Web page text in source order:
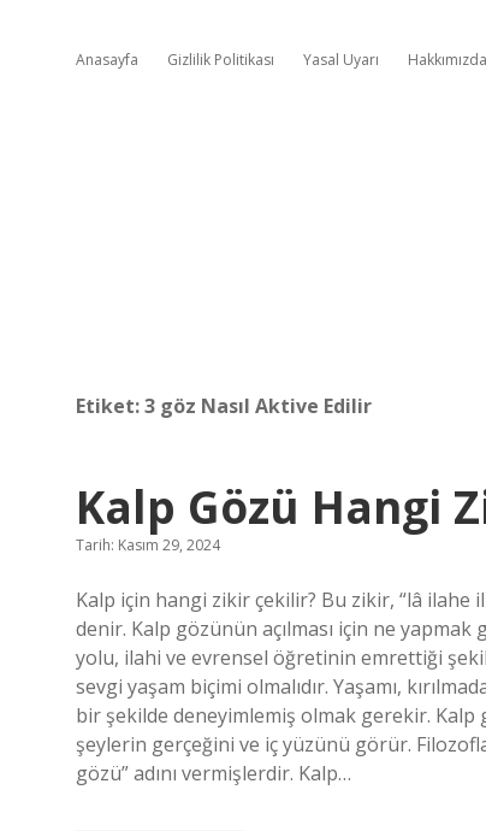
Anasayfa Gizlilik Politikası Yasal Uyarı Hakkımızda
Etiket:3 göz Nasıl Aktive Edilir
Kalp Gözü Hangi
Tarih: Kasım 29, 2024
Kalp için hangi zikir çekilir? Bu zikir, “lâ
denir. Kalp gözünün açılması için ne
yolu, ilahi ve evrensel öğretinin emrettiği
sevgi yaşam biçimi olmalıdır. Yaşamı,
bir şekilde deneyimlemiş olmak gerekir.
şeylerin gerçeğini ve iç yüzünü görür.
gözü” adını vermişlerdir. Kalp…